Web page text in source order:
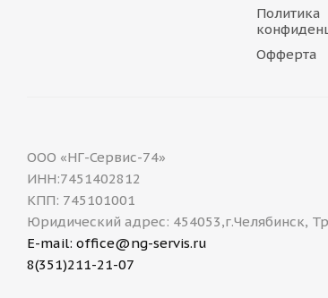
Политика
Офферта
ООО «НГ-Сервис-74»
ИНН:7451402812
КПП: 745101001
Юридический адрес: 454053,г.Челябинск,
E-mail: office@ng-servis.ru
8(351)211-21-07